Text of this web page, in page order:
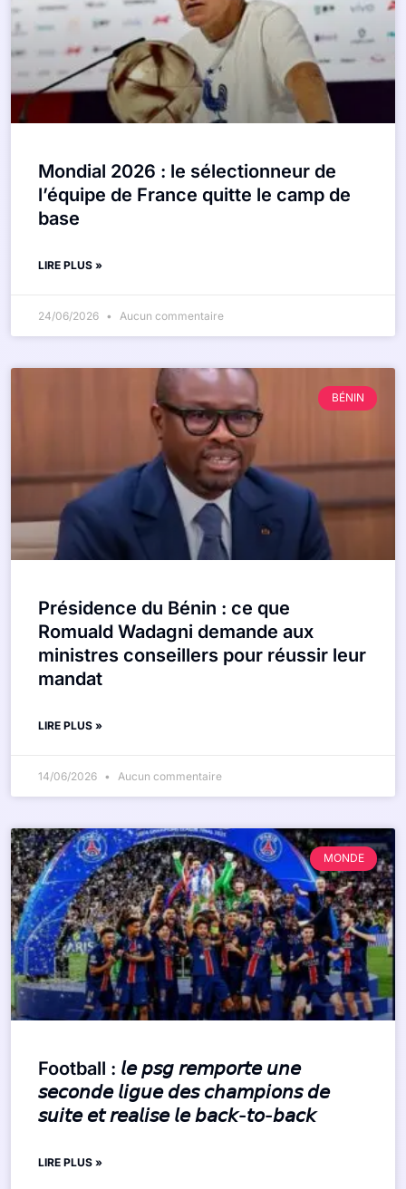
Mondial 2026 : le sélectionneur de
l’équipe de France quitte le camp de
base
LIRE PLUS »
24/06/2026 Aucun commentaire
BÉNIN
Présidence du Bénin : ce que
Romuald Wadagni demande aux
ministres conseillers pour réussir leur
mandat
LIRE PLUS »
14/06/2026 Aucun commentaire
MONDE
Football : 𝘭𝘦 𝘱𝘴𝘨 𝘳𝘦𝘮𝘱𝘰𝘳𝘵𝘦 𝘶𝘯𝘦
𝘴𝘦𝘤𝘰𝘯𝘥𝘦 𝘭𝘪𝘨𝘶𝘦 𝘥𝘦𝘴 𝘤𝘩𝘢𝘮𝘱𝘪𝘰𝘯𝘴 𝘥𝘦
𝘴𝘶𝘪𝘵𝘦 𝘦𝘵 𝘳𝘦𝘢𝘭𝘪𝘴𝘦 𝘭𝘦 𝘣𝘢𝘤𝘬-𝘵𝘰-𝘣𝘢𝘤𝘬
LIRE PLUS »